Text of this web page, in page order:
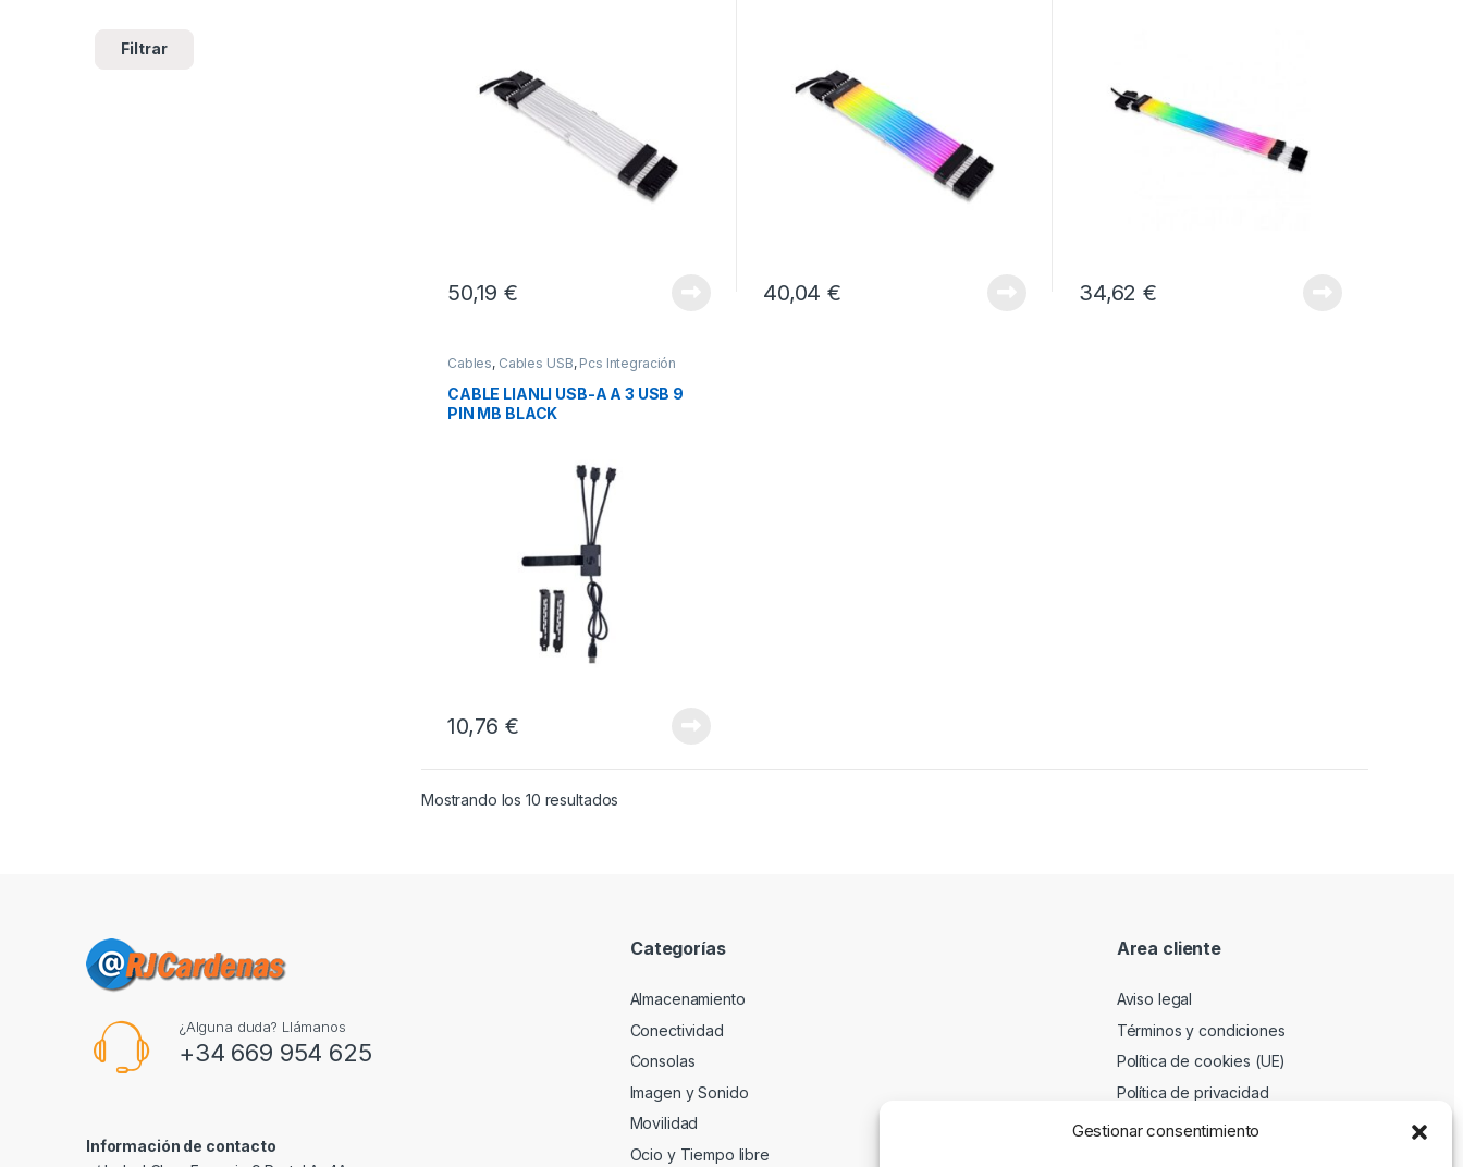
Gestionar consentimiento
50,19€ 40,04€ 34,62€
Cables, Cables USB, Pcs Integración
CABLE LIANLI USB-A A 3 USB 9
PIN MB BLACK
10,76€
Mostrando los 10 resultados
Filtrar
¿Alguna duda? Llámanos
+34 669 954 625
Información de contacto
Categorías
Almacenamiento
Conectividad
Consolas
Imagen y Sonido
Movilidad
Ocio y Tiempo libre
Area cliente
Aviso legal
Términos y condiciones
Política de cookies (UE)
Política de privacidad